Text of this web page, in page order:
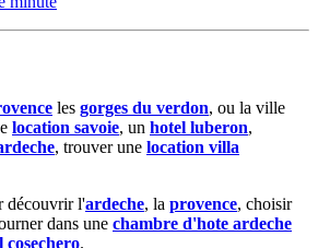
les gorges du verdon, ou la ville
location savoie, un hotel luberon,
, trouver une location villa
découvrir l'ardeche, la provence, choisir
dans une chambre d'hote ardeche
cosechero.